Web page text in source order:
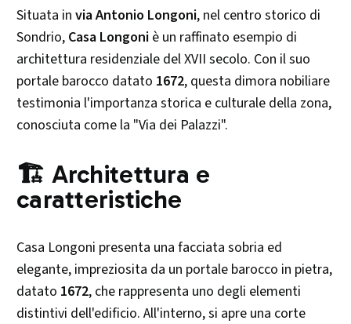
Situata in via Antonio Longoni, nel centro storico di
Sondrio, Casa Longoni è un raffinato esempio di
architettura residenziale del XVII secolo. Con il suo
portale barocco datato 1672, questa dimora nobiliare
testimonia l'importanza storica e culturale della zona,
conosciuta come la "Via dei Palazzi".​
🏗️ Architettura e
caratteristiche
Casa Longoni presenta una facciata sobria ed
elegante, impreziosita da un portale barocco in pietra,
datato 1672, che rappresenta uno degli elementi
distintivi dell'edificio. All'interno, si apre una corte